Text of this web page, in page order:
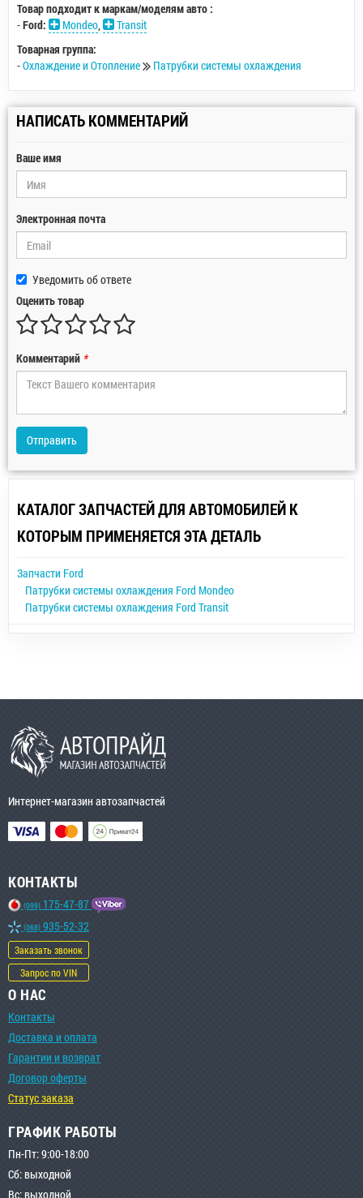
Товар подходит к маркам/моделям авто :
-Ford: Mondeo,
Transit
Товарная группа:
-Охлаждение и Отопление Патрубки системы охлаждения
НАПИСАТЬ КОММЕНТАРИЙ
Ваше имя
Электронная почта
Уведомить об ответе
Оценить товар
Комментарий *
Отправить
КАТАЛОГ ЗАПЧАСТЕЙ ДЛЯ АВТОМОБИЛЕЙ К
КОТОРЫМ ПРИМЕНЯЕТСЯ ЭТА ДЕТАЛЬ
Запчасти Ford
Патрубки системы охлаждения Ford Mondeo
Патрубки системы охлаждения Ford Transit
Интернет-магазин автозапчастей
КОНТАКТЫ
(099) 175-47-87
(068) 935-52-32
Заказать звонок
Запрос по VIN
О НАС
Контакты
Доставка и оплата
Гарантии и возврат
Договор оферты
Статус заказа
ГРАФИК РАБОТЫ
Пн-Пт: 9:00-18:00
Сб: выходной
Вс: выходной